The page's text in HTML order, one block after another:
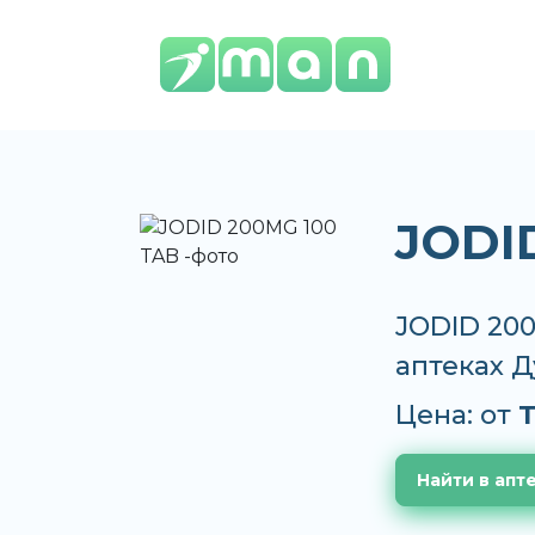
JODID
аптеках
Цена: от
Найти в